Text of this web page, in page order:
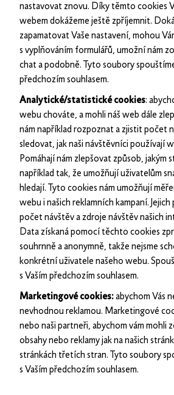
nastavovat znovu. Díky těmto cookies
webem dokážeme ještě zpříjemnit.
zapamatovat Vaše nastavení, mohou
s vyplňováním formulářů, umožní nám
chat a podobně. Tyto soubory
předchozím souhlasem.
Analytické/statistické cookies:
webu chováte, a mohli náš web dále
nám například rozpoznat a zjistit počet
sledovat, jak naši návštěvníci používají
Pomáhají nám zlepšovat způsob, jakým
například tak, že umožňují uživatelům
hledají. Tyto cookies nám umožňují
webu i našich reklamních kampaní.
počet návštěv a zdroje návštěv našich
Data získaná pomocí těchto cookies
souhrnně a anonymně, takže nejsme
konkrétní uživatele našeho webu.
s Vaším předchozím souhlasem.
Marketingové cookies:abychom Vás
nevhodnou reklamou. Marketingové
nebo naši partneři, abychom vám mohli
obsahy nebo reklamy jak na našich
stránkách třetích stran. Tyto soubory
s Vaším předchozím souhlasem.